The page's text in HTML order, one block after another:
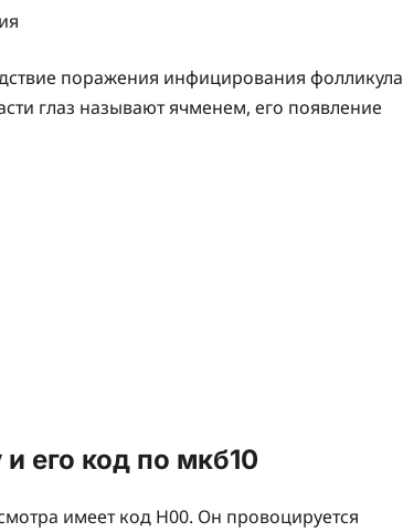
поражения инфицирования фолликула
глаз называют ячменем, его появление
его код по мкб10
имеет код Н00. Он провоцируется